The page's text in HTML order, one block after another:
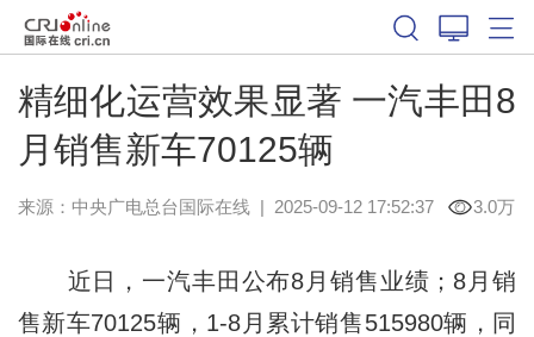
精细化运营效果显著 一汽丰田8
月销售新车70125辆
来源：中央广电总台国际在线| 2025-09-12 17:52:37 3.0万
近日，一汽丰田公布8月销售业绩；8月销
售新车70125辆，1-8月累计销售515980辆，同